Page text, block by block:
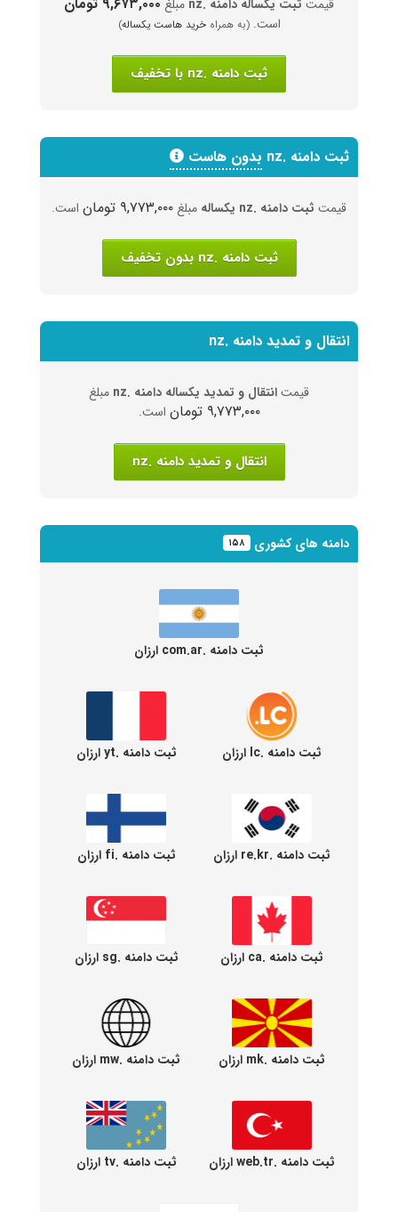
قیمت ثبت یکساله دامنه .nz مبلغ
است.(به همراهخرید هاست یکساله)
ثبت دامنه .nz با تخفیف
ثبت دامنه .nz بدون هاست
قیمت ثبت دامنه .nz یکساله مبلغ ۹,۷۷۳,۰۰۰ تومان است.
ثبت دامنه .nz بدون تخفیف
انتقال و تمدید دامنه .nz
قیمتانتقال و تمدید یکساله دامنه .nz مبلغ
۹,۷۷۳,۰۰۰ تومان است.
انتقال و تمدید دامنه .nz
دامنه های کشوری ۱۵۸
ثبت دامنه .com.ar ارزان
ثبت دامنه .lc ارزان ثبت دامنه .yt ارزان
ثبت دامنه .re.kr ارزان ثبت دامنه .fi ارزان
ثبت دامنه .ca ارزان ثبت دامنه .sg ارزان
ثبت دامنه .mk ارزان ثبت دامنه .mw ارزان
ثبت دامنه .web.tr ارزان ثبت دامنه .tv ارزان